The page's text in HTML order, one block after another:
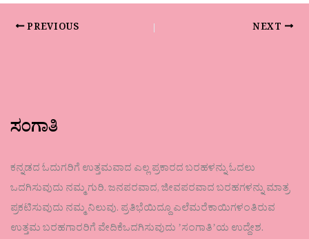
PREVIOUS NEXT
ಸಂಗಾತಿ
ಕನ್ನಡದ ಓದುಗರಿಗೆ ಉತ್ತಮವಾದ ಎಲ್ಲ ಪ್ರಕಾರದ ಬರಹಳನ್ನು ಓದಲು
ಒದಗಿಸುವುದು ನಮ್ಮ ಗುರಿ. ಜನಪರವಾದ, ಜೀವಪರವಾದ ಬರಹಗಳನ್ನು ಮಾತ್ರ
ಪ್ರಕಟಿಸುವುದು ನಮ್ಮ ನಿಲುವು. ಪ್ರತಿಭೆಯಿದ್ದೂ ಎಲೆಮರೆಕಾಯಿಗಳಂತಿರುವ
ಉತ್ತಮ ಬರಹಗಾರರಿಗೆ ವೇದಿಕೆಒದಗಿಸುವುದು ʼಸಂಗಾತಿʼಯ ಉದ್ದೇಶ.